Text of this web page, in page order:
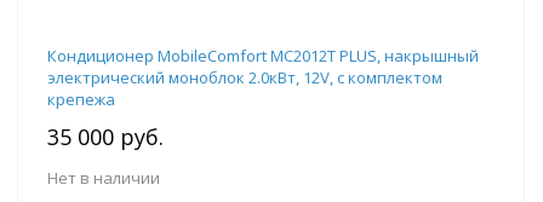
Кондиционер MobileComfort MC2012T PLUS, накрышный
электрический моноблок 2.0кВт, 12V, с комплектом
крепежа
35 000 руб.
Нет в наличии